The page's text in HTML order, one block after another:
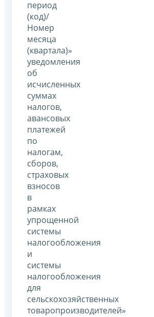
период
(код)/
Номер
месяца
(квартала)»
уведомления
об
исчисленных
суммах
налогов,
авансовых
платежей
по
налогам,
сборов,
страховых
взносов
в
рамках
упрощенной
системы
налогообложения
и
системы
налогообложения
для
сельскохозяйственных
товаропроизводителей»